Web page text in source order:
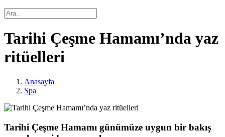
Tarihi Çeşme Hamamı’nda yaz
ritüelleri
Anasayfa
Spa
Tarihi Çeşme Hamamı günümüze uygun bir bakış